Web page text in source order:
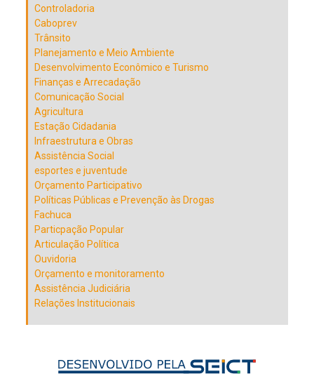
Controladoria
Caboprev
Trânsito
Planejamento e Meio Ambiente
Desenvolvimento Econômico e Turismo
Finanças e Arrecadação
Comunicação Social
Agricultura
Estação Cidadania
Infraestrutura e Obras
Assistência Social
esportes e juventude
Orçamento Participativo
Políticas Públicas e Prevenção às Drogas
Fachuca
Particpação Popular
Articulação Política
Ouvidoria
Orçamento e monitoramento
Assistência Judiciária
Relações Institucionais